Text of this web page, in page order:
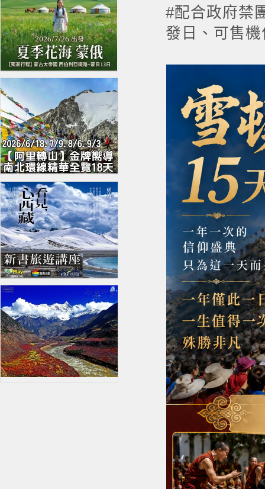
#配合政府禁
發日、可售